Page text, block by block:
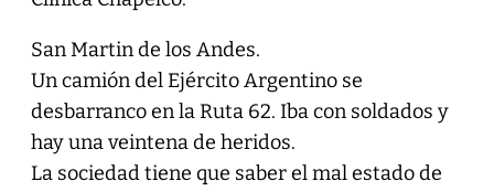
San Martin de los Andes.
Un camión del Ejército Argentino se
desbarranco en la Ruta 62. Iba con soldados y
hay una veintena de heridos.
La sociedad tiene que saber el mal estado de